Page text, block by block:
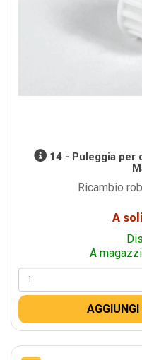
14 - Puleggia per
Ricambio
A
A